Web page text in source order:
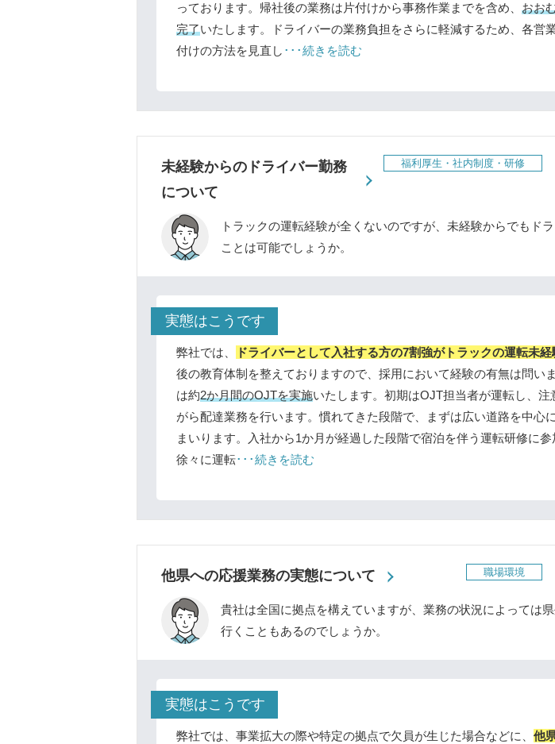
っております。帰社後の業務は片付けから事務作業までを含め、 おお
完了いたします。ドライバーの業務負担をさらに軽減するため、各営
付けの方法を見直し ･･･続きを読む
未経験からのドライバー勤務
について
福利厚生・社内制度・研修
トラックの運転経験が全くないのですが、未経験からでもド
ことは可能でしょうか。
実態はこうです
弊社では、 ドライバーとして入社する方の7割強がトラックの運転未経
後の教育体制を整えておりますので、採用において経験の有無は問い
は約2か月間のOJTを実施いたします。初期はOJT担当者が運転し、注
がら配達業務を行います。慣れてきた段階で、まずは広い道路を中心
まいります。入社から1か月が経過した段階で宿泊を伴う運転研修に
徐々に運転･･･続きを読む
他県への応援業務の実態について 職場環境
貴社は全国に拠点を構えていますが、業務の状況によっては
行くこともあるのでしょうか。
実態はこうです
弊社では、事業拡大の際や特定の拠点で欠員が生じた場合などに、 他